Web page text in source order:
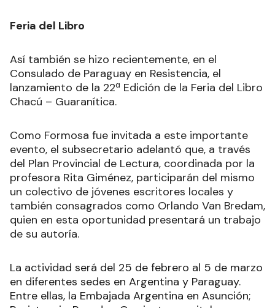
Feria del Libro
Así también se hizo recientemente, en el
Consulado de Paraguay en Resistencia, el
lanzamiento de la 22ª Edición de la Feria del Libro
Chacú – Guaranítica.
Como Formosa fue invitada a este importante
evento, el subsecretario adelantó que, a través
del Plan Provincial de Lectura, coordinada por la
profesora Rita Giménez, participarán del mismo
un colectivo de jóvenes escritores locales y
también consagrados como Orlando Van Bredam,
quien en esta oportunidad presentará un trabajo
de su autoría.
La actividad será del 25 de febrero al 5 de marzo
en diferentes sedes en Argentina y Paraguay.
Entre ellas, la Embajada Argentina en Asunción;